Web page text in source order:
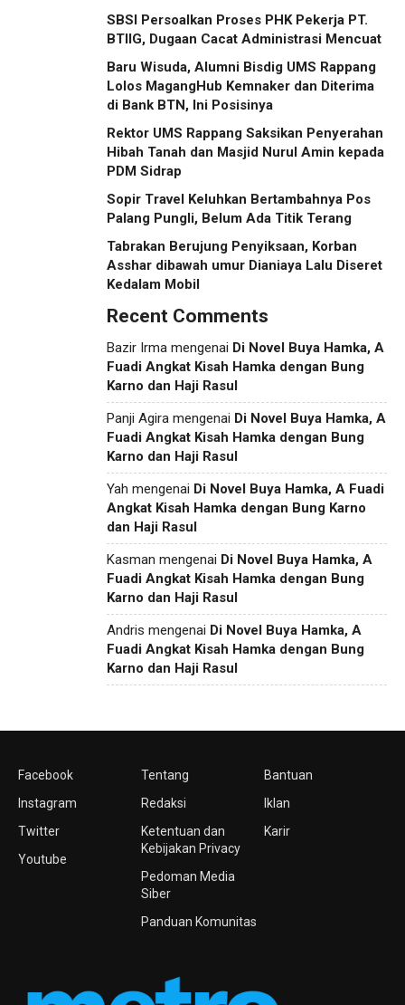
SBSI Persoalkan Proses PHK Pekerja PT.
BTIIG, Dugaan Cacat Administrasi Mencuat
Baru Wisuda, Alumni Bisdig UMS Rappang
Lolos MagangHub Kemnaker dan Diterima
di Bank BTN, Ini Posisinya
Rektor UMS Rappang Saksikan Penyerahan
Hibah Tanah dan Masjid Nurul Amin kepada
PDM Sidrap
Sopir Travel Keluhkan Bertambahnya Pos
Palang Pungli, Belum Ada Titik Terang
Tabrakan Berujung Penyiksaan, Korban
Asshar dibawah umur Dianiaya Lalu Diseret
Kedalam Mobil
Recent Comments
Bazir Irma mengenai Di Novel Buya Hamka, A
Fuadi Angkat Kisah Hamka dengan Bung
Karno dan Haji Rasul
Panji Agira mengenai Di Novel Buya Hamka, A
Fuadi Angkat Kisah Hamka dengan Bung
Karno dan Haji Rasul
Yah mengenai Di Novel Buya Hamka, A Fuadi
Angkat Kisah Hamka dengan Bung Karno
dan Haji Rasul
Kasman mengenai Di Novel Buya Hamka, A
Fuadi Angkat Kisah Hamka dengan Bung
Karno dan Haji Rasul
Andris mengenai Di Novel Buya Hamka, A
Fuadi Angkat Kisah Hamka dengan Bung
Karno dan Haji Rasul
Facebook
Instagram
Twitter
Youtube
Tentang
Redaksi
Ketentuan dan
Kebijakan Privacy
Pedoman Media
Siber
Panduan Komunitas
Bantuan
Iklan
Karir